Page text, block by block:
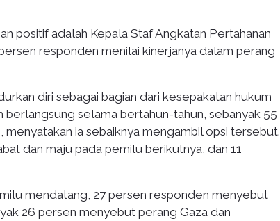
positif adalah Kepala Staf Angkatan Pertahanan
responden menilai kinerjanya dalam perang
diri sebagai bagian dari kesepakatan hukum
selama bertahun-tahun, sebanyak 55
ia sebaiknya mengambil opsi tersebut.
dan maju pada pemilu berikutnya, dan 11
mendatang, 27 persen responden menyebut
26 persen menyebut perang Gaza dan